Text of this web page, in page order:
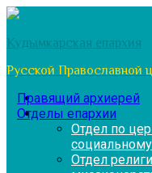
Перейти
содержимому
Кудымкарская епархия
Русской Православной
Правящий архиерей
Отделы епархии
Отдел по
Отдел